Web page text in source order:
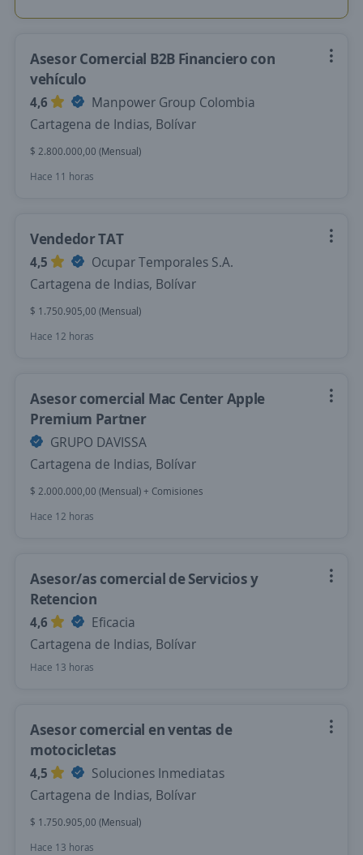
Asesor Comercial B2B Financiero con
vehículo
4,6
Manpower Group Colombia
Cartagena de Indias, Bolívar
$ 2.800.000,00 (Mensual)
Hace 11 horas
Vendedor TAT
4,5
Ocupar Temporales S.A.
Cartagena de Indias, Bolívar
$ 1.750.905,00 (Mensual)
Hace 12 horas
Asesor comercial Mac Center Apple
Premium Partner
GRUPO DAVISSA
Cartagena de Indias, Bolívar
$ 2.000.000,00 (Mensual) + Comisiones
Hace 12 horas
Asesor/as comercial de Servicios y
Retencion
4,6
Eficacia
Cartagena de Indias, Bolívar
Hace 13 horas
Asesor comercial en ventas de
motocicletas
4,5
Soluciones Inmediatas
Cartagena de Indias, Bolívar
$ 1.750.905,00 (Mensual)
Hace 13 horas